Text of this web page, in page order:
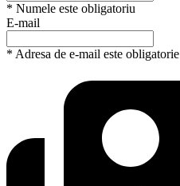
* Numele este obligatoriu
E-mail
* Adresa de e-mail este obligatorie